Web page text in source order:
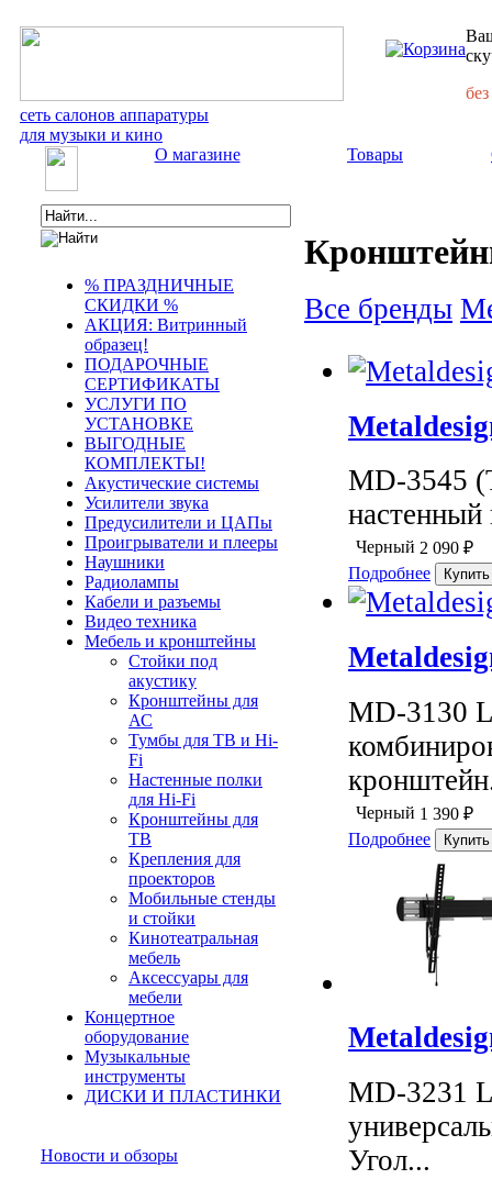
сеть салонов аппаратуры
для музыки и кино
О магазине Товары
% ПРАЗДНИЧНЫЕ
СКИДКИ %
АКЦИЯ: Витринный
образец!
ПОДАРОЧНЫЕ
СЕРТИФИКАТЫ
УСЛУГИ ПО
УСТАНОВКЕ
ВЫГОДНЫЕ
КОМПЛЕКТЫ!
Акустические системы
Усилители звука
Предусилители и ЦАПы
Проигрыватели и плееры
Наушники
Радиолампы
Кабели и разъемы
Видео техника
Мебель и кронштейны
Стойки под
акустику
Кронштейны для
АС
Тумбы для ТВ и Hi-
Fi
Настенные полки
для Hi-Fi
Кронштейны для
ТВ
Крепления для
проекторов
Мобильные стенды
и стойки
Кинотеатральная
мебель
Аксессуары для
мебели
Концертное
оборудование
Музыкальные
инструменты
ДИСКИ И ПЛАСТИНКИ
Новости и обзоры
Все бренды
MD-3545
Черный 2 090 ₽
Подробнее
MD-3130
Черный 1 390 ₽
Подробнее
MD-3231
Угол...